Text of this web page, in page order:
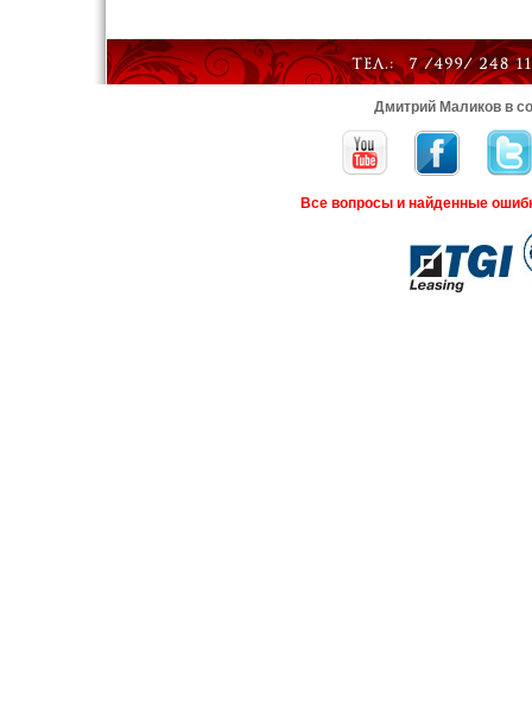
Дмитрий Маликов в
Все вопросы и найденные